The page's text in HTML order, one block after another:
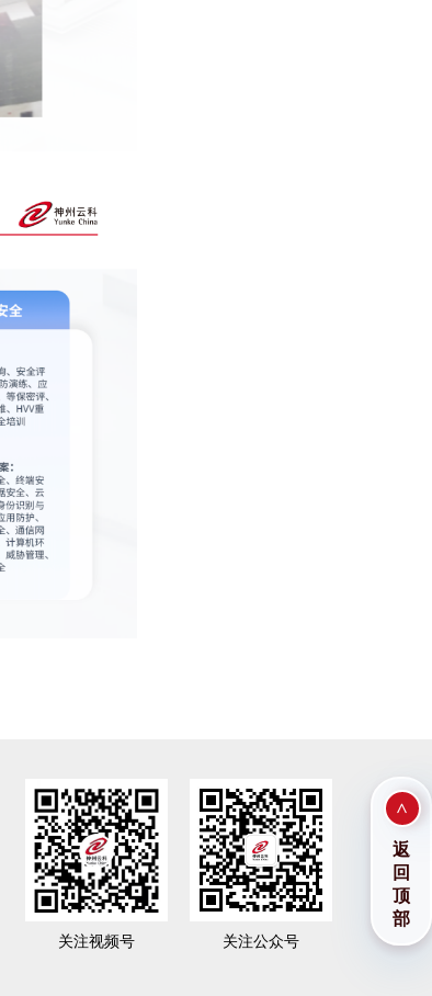
关注视频号 关注公众号
返
回
顶
部
>